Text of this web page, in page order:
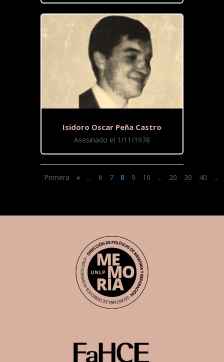
Isidoro Oscar Peña Castro
Asesinado el 1/11/1978
Primera « ... 6 7 8 9 10 ... 20 30 40 ...